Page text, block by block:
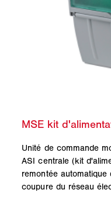
Unité de commande
ASI centrale (kit
remontée
coupure du réseau